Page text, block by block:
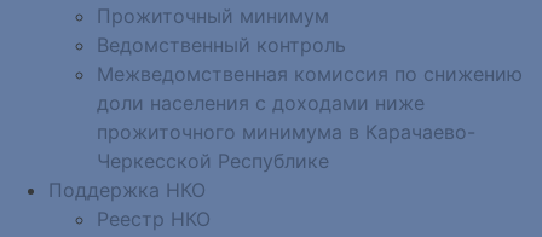
Прожиточный минимум
Ведомственный контроль
Межведомственная комиссия по снижению
доли населения с доходами ниже
прожиточного минимума в Карачаево-
Черкесской Республике
Поддержка НКО
Реестр НКО